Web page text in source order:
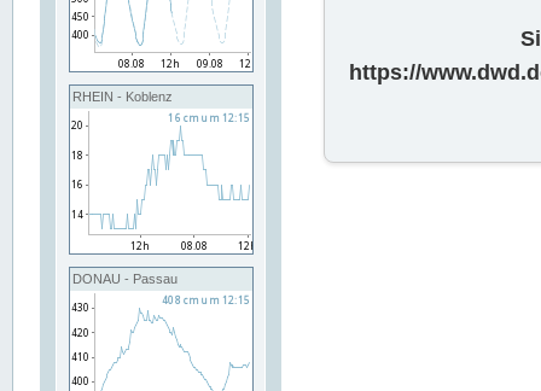
RHEIN - Koblenz
DONAU - Passau
https://